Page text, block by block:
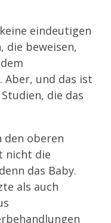
eindeutigen
die beweisen,
Aber, und das ist
die das
den oberen
nicht die
das Baby.
als auch